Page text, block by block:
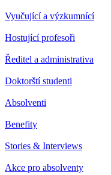
Vyučující a výzkumnící
Hostující profesoři
Ředitel a administrativa
Doktorští studenti
Absolventi
Benefity
Stories & Interviews
Akce pro absolventy